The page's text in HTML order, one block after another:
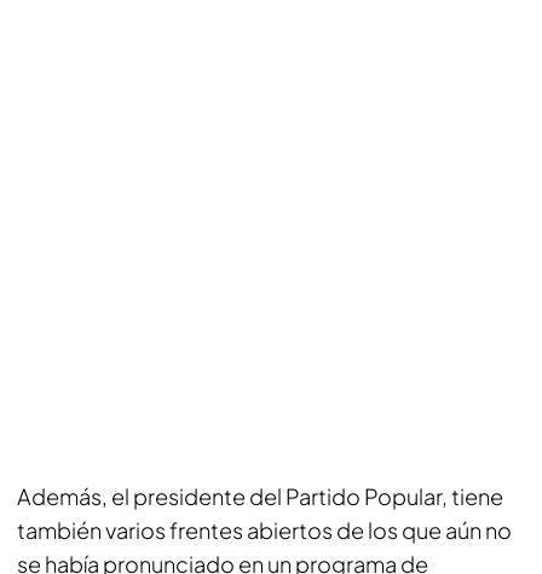
Además, el presidente del Partido Popular, tiene
también varios frentes abiertos de los que aún no
se había pronunciado en un programa de